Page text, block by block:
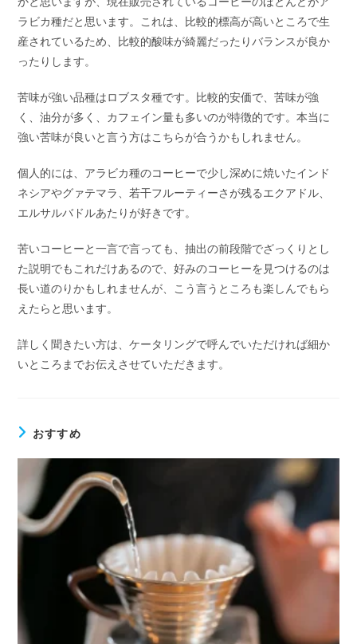
ラビカ種だと思います。これは、比較的標高が高いところで生
産されているため、比較的酸味が綺麗だったりバランスが良か
ったりします。
苦味が強い品種はロブスタ種です。比較的安価で、苦味が強
く、油分が多く、カフェイン量も多いのが特徴的です。本当に
強い苦味が良いと言う方はこちらが合うかもしれません。
個人的には、アラビカ種のコーヒーで少し深めに焼いたインド
ネシアやグァテマラ、若干フルーティーさが残るエクアドル、
エルサルバドルあたりが好きです。
苦いコーヒーと一言で言っても、抽出の前段階でざっくりとし
た説明でもこれだけあるので、好みのコーヒーを見つけるのは
長い道のりかもしれませんが、こう言うところも楽しんでもら
えたらと思います。
詳しく聞きたい方は、ケータリングで呼んでいただければ細か
いところまでお伝えさせていただきます。
おすすめ